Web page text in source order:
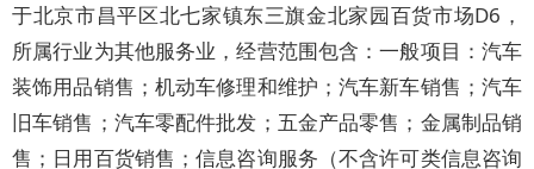
于北京市昌平区北七家镇东三旗金北家园百货市场D6，
所属行业为其他服务业，经营范围包含：一般项目：汽车
装饰用品销售；机动车修理和维护；汽车新车销售；汽车
旧车销售；汽车零配件批发；五金产品零售；金属制品销
售；日用百货销售；信息咨询服务（不含许可类信息咨询